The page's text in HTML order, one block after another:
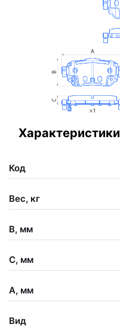
Характеристики
Код
Вес, кг
B, мм
C, мм
A, мм
Вид